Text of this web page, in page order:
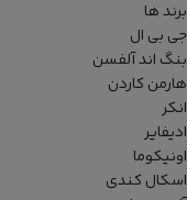
برند ها
جی بی ال
بنگ اند آلفسن
هارمن کاردن
انکر
ادیفایر
اونیکوما
اسکال کندی